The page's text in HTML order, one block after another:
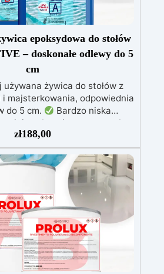
epoksydowa do stołów
– doskonałe odlewy do 5
cm
używana żywica do stołów z
majsterkowania, odpowiednia
do 5 cm.
Bardzo niska
bezpieczną pracę bez
Odporna na zarysowania i
filtrom UV i wysokiej jakości
Niska lepkość, eliminująca
i zapewniająca gładkie
Bezpieczna i nietoksyczna,
VOC, certyfikowana do
kontaktu ze skórą.
zł188,00